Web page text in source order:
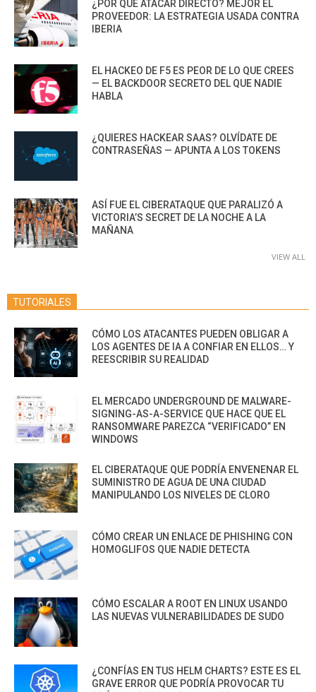
¿POR QUÉ ATACAR DIRECTO? MEJOR EL
PROVEEDOR: LA ESTRATEGIA USADA CONTRA
IBERIA
EL HACKEO DE F5 ES PEOR DE LO QUE CREES
— EL BACKDOOR SECRETO DEL QUE NADIE
HABLA
¿QUIERES HACKEAR SAAS? OLVÍDATE DE
CONTRASEÑAS — APUNTA A LOS TOKENS
ASÍ FUE EL CIBERATAQUE QUE PARALIZÓ A
VICTORIA’S SECRET DE LA NOCHE A LA
MAÑANA
VIEW ALL
TUTORIALES
CÓMO LOS ATACANTES PUEDEN OBLIGAR A
LOS AGENTES DE IA A CONFIAR EN ELLOS… Y
REESCRIBIR SU REALIDAD
EL MERCADO UNDERGROUND DE MALWARE-
SIGNING-AS-A-SERVICE QUE HACE QUE EL
RANSOMWARE PAREZCA “VERIFICADO” EN
WINDOWS
EL CIBERATAQUE QUE PODRÍA ENVENENAR EL
SUMINISTRO DE AGUA DE UNA CIUDAD
MANIPULANDO LOS NIVELES DE CLORO
CÓMO CREAR UN ENLACE DE PHISHING CON
HOMOGLIFOS QUE NADIE DETECTA
CÓMO ESCALAR A ROOT EN LINUX USANDO
LAS NUEVAS VULNERABILIDADES DE SUDO
¿CONFÍAS EN TUS HELM CHARTS? ESTE ES EL
GRAVE ERROR QUE PODRÍA PROVOCAR TU